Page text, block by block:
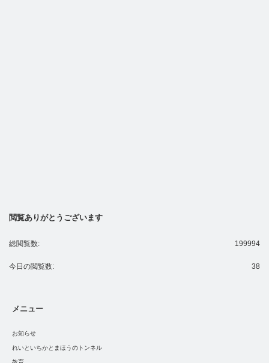
閲覧ありがとうございます
199994
総閲覧数:
38
今日の閲覧数:
メニュー
お知らせ
れいといちかとまほうのトンネル